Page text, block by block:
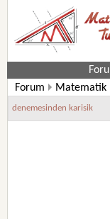
Forum
Matematik
denemesinden karisik